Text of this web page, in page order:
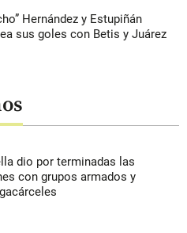
Hernández y Estupiñán
sus goles con Betis y Juárez
dio por terminadas las
con grupos armados y